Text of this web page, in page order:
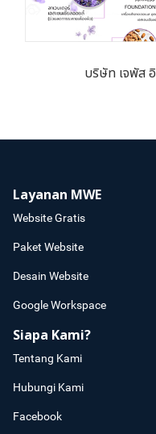
บริษัท เจพัส
Layanan MWE
Website Gratis
Paket Website
Desain Website
Google Workspace
Siapa Kami?
Tentang Kami
Hubungi Kami
Facebook